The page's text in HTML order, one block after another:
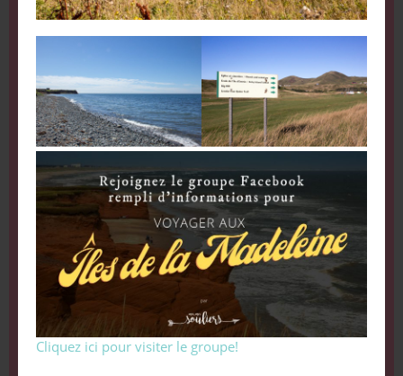
Cliquez ici pour visiter le groupe!